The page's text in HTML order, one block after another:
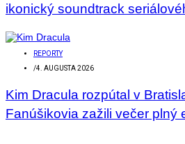
ikonický soundtrack
REPORTY
/4. AUGUSTA 2026
Kim Dracula rozpútal v
Fanúšikovia zažili večer plný